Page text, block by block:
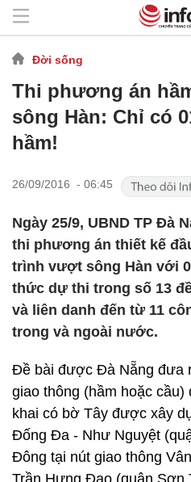
Đời sống
Thi phương án
sông Hàn: Chỉ có
hầm!
26/09/2016 - 06:45
Ngày 25/9, UBND TP Đà
thi phương án thiết kế
trình vượt sông Hàn với
thức dự thi trong số 13
và liên danh đến từ 11
trong và ngoài nước.
Đề bài được Đà Nẵng đưa
giao thông (hầm hoặc
khai có bờ Tây được xây
Đống Đa - Như Nguyệt
Đông tại nút giao thông
Trần Hưng Đạo (quận Sơn